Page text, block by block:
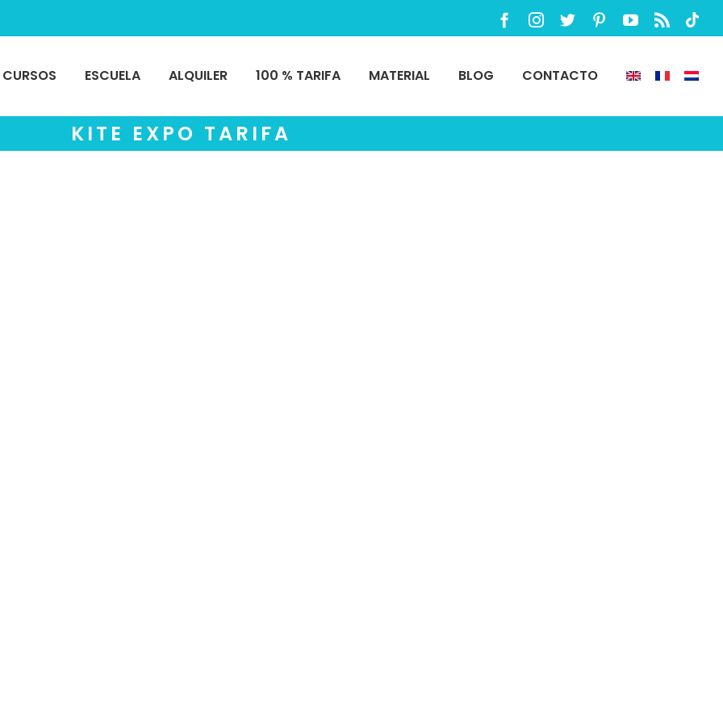
Facebook
Instagram
Twitter PinterestYouTube
Rss
CURSOS ESCUELA ALQUILER 100 % TARIFA MATERIAL BLOG CONTACTO
KITE EXPO TARIFA